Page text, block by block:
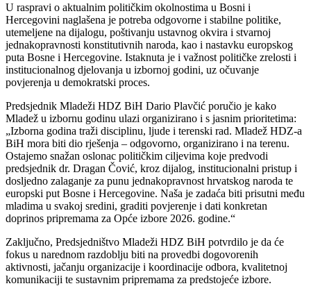
U raspravi o aktualnim političkim okolnostima u Bosni i
Hercegovini naglašena je potreba odgovorne i stabilne politike,
utemeljene na dijalogu, poštivanju ustavnog okvira i stvarnoj
jednakopravnosti konstitutivnih naroda, kao i nastavku europskog
puta Bosne i Hercegovine. Istaknuta je i važnost političke zrelosti i
institucionalnog djelovanja u izbornoj godini, uz očuvanje
povjerenja u demokratski proces.
Predsjednik Mladeži HDZ BiH Dario Plavčić poručio je kako
Mladež u izbornu godinu ulazi organizirano i s jasnim prioritetima:
„Izborna godina traži disciplinu, ljude i terenski rad. Mladež HDZ-a
BiH mora biti dio rješenja – odgovorno, organizirano i na terenu.
Ostajemo snažan oslonac političkim ciljevima koje predvodi
predsjednik dr. Dragan Čović, kroz dijalog, institucionalni pristup i
dosljedno zalaganje za punu jednakopravnost hrvatskog naroda te
europski put Bosne i Hercegovine. Naša je zadaća biti prisutni među
mladima u svakoj sredini, graditi povjerenje i dati konkretan
doprinos pripremama za Opće izbore 2026. godine.“
Zaključno, Predsjedništvo Mladeži HDZ BiH potvrdilo je da će
fokus u narednom razdoblju biti na provedbi dogovorenih
aktivnosti, jačanju organizacije i koordinacije odbora, kvalitetnoj
komunikaciji te sustavnim pripremama za predstojeće izbore.